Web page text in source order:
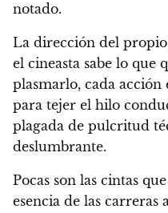
notado.
La dirección del propio
el cineasta sabe lo que
plasmarlo, cada acción
para tejer el hilo
plagada de pulcritud
deslumbrante.
Pocas son las cintas
esencia de las